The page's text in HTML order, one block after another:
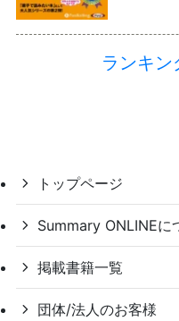
ランキン
トップページ
Summary ONLINEに
掲載書籍一覧
団体/法人のお客様